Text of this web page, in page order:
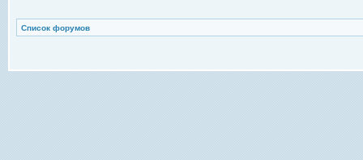
Список форумов